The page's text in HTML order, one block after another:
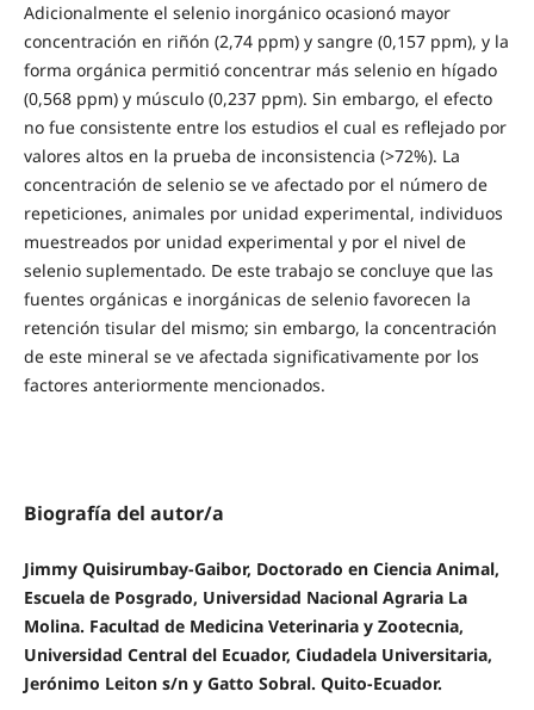
Adicionalmente el selenio inorgánico ocasionó mayor
concentración en riñón (2,74 ppm) y sangre (0,157 ppm), y la
forma orgánica permitió concentrar más selenio en hígado
(0,568 ppm) y músculo (0,237 ppm). Sin embargo, el efecto
no fue consistente entre los estudios el cual es reflejado por
valores altos en la prueba de inconsistencia (>72%). La
concentración de selenio se ve afectado por el número de
repeticiones, animales por unidad experimental, individuos
muestreados por unidad experimental y por el nivel de
selenio suplementado. De este trabajo se concluye que las
fuentes orgánicas e inorgánicas de selenio favorecen la
retención tisular del mismo; sin embargo, la concentración
de este mineral se ve afectada significativamente por los
factores anteriormente mencionados.
Biografía del autor/a
Jimmy Quisirumbay-Gaibor, Doctorado en Ciencia Animal,
Escuela de Posgrado, Universidad Nacional Agraria La
Molina. Facultad de Medicina Veterinaria y Zootecnia,
Universidad Central del Ecuador, Ciudadela Universitaria,
Jerónimo Leiton s/n y Gatto Sobral. Quito-Ecuador.